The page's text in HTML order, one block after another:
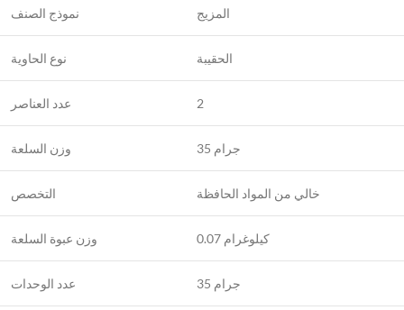
نموذج الصنف المزيج
نوع الحاوية الحقيبة
عدد العناصر 2
وزن السلعة 35 جرام
التخصص خالي من المواد الحافظة
وزن عبوة السلعة 0.07 كيلوغرام
عدد الوحدات 35 جرام